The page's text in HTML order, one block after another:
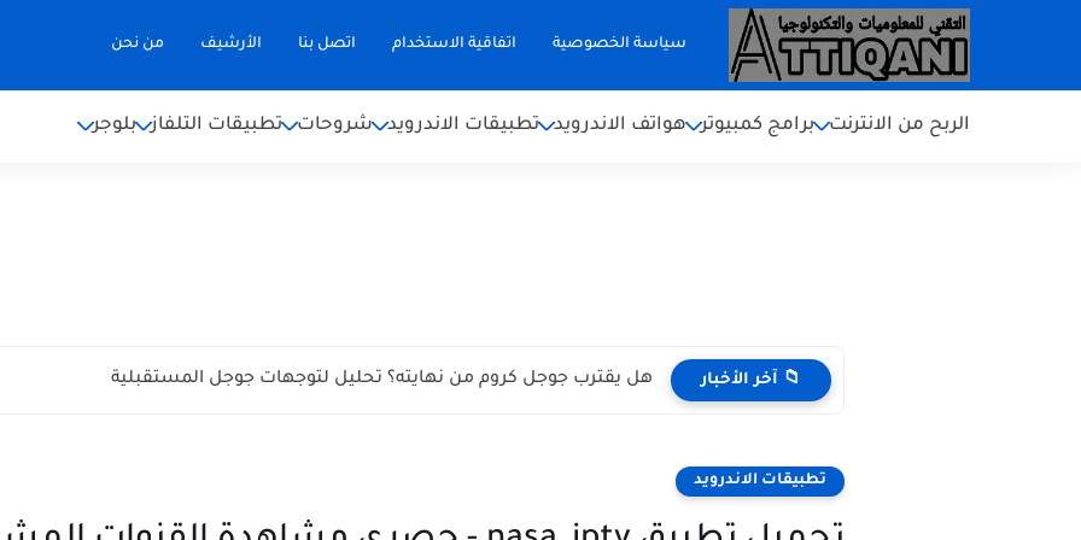
سياسة الخصوصية اتفاقية الاستخدام اتصل بنا الأرشيف من نحن
الربح من الانترنت برامج كمبيوتر هواتف الاندرويد تطبيقات الاندرويد شروحات تطبيقات التلفاز بلوجر
📁 آخر الأخبار هل يقترب جوجل كروم من نهايته؟ تحليل لتوجهات جوجل المستقبلية
تطبيقات الاندرويد